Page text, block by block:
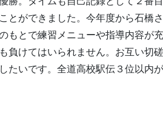
とができました。今年度から石橋
もとで練習メニューや指導内容が
負けてはいられません。お互い切
たいです。全道高校駅伝３位以内が